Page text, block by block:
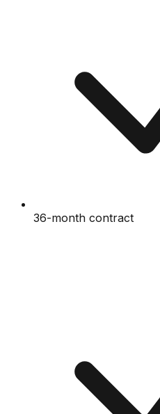
36-month contract